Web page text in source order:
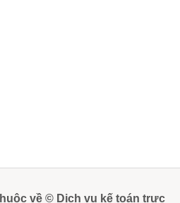
về © Dịch vụ kế toán trực